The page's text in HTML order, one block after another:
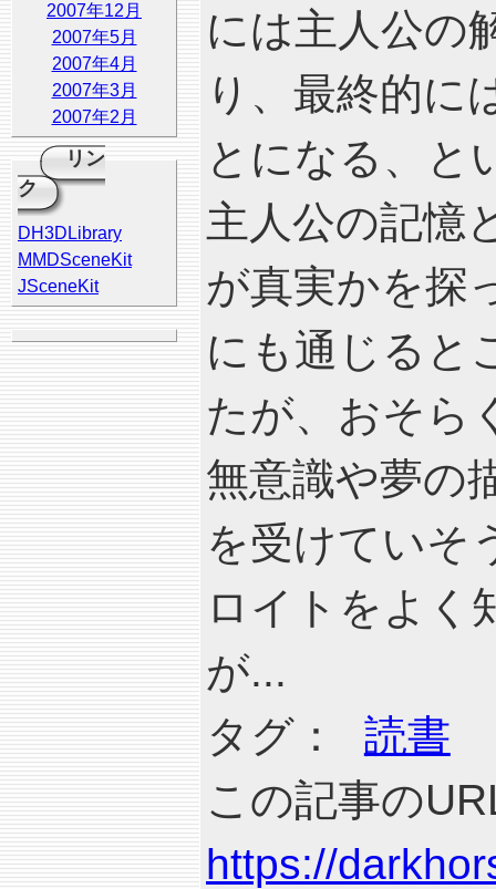
2007年12月
2007年5月
2007年4月
2007年3月
2007年2月
リン
ク
DH3DLibrary
MMDSceneKit
JSceneKit
には主人公の
り、最終的に
とになる、と
主人公の記憶
が真実かを探
にも通じると
たが、おそら
無意識や夢の
を受けていそ
ロイトをよく
が...
タグ：
読書
この記事の
https://